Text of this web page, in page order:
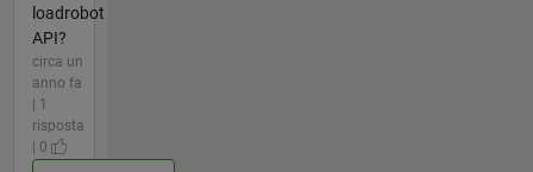
loadrobot
API?
circa un
anno fa
| 1
risposta
| 0